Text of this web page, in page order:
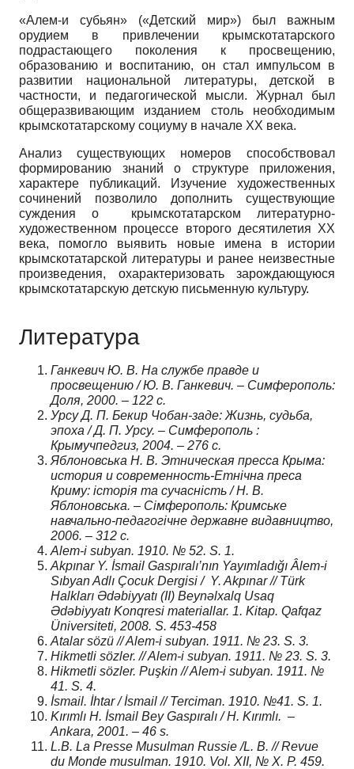
«Алем-и субьян» («Детский мир») был важным
орудием в привлечении крымскотатарского
подрастающего поколения к просвещению,
образованию и воспитанию, он стал импульсом в
развитии национальной литературы, детской в
частности, и педагогической мысли. Журнал был
общеразвивающим изданием столь необходимым
крымскотатарскому социуму в начале ХХ века.
Анализ существующих номеров способствовал
формированию знаний о структуре приложения,
характере публикаций. Изучение художественных
сочинений позволило дополнить существующие
суждения о крымскотатарском литературно-
художественном процессе второго десятилетия ХХ
века, помогло выявить новые имена в истории
крымскотатарской литературы и ранее неизвестные
произведения, охарактеризовать зарождающуюся
крымскотатарскую детскую письменную культуру.
Литература
Ганкевич Ю. В. На службе правде и
просвещению / Ю. В. Ганкевич. – Симферополь:
Доля, 2000. – 122 с.
Урсу Д. П. Бекир Чобан-заде: Жизнь, судьба,
эпоха / Д. П. Урсу. – Симферополь :
Крымучпедгиз, 2004. – 276 с.
Яблоновська Н. В. Этническая пресса Крыма:
история и современность-Етнічна преса
Криму: історія та сучасність / Н. В.
Яблоновська. – Сiмферополь: Кримське
навчально-педагогічне державне видавництво,
2006. – 312 с.
Alem-i subyan. 1910. № 52. S. 1.
Akpınar Y. İsmail Gaspıralı’nın Yayımladığı Âlem-i
Sıbyan Adlı Çocuk Dergisi / Y. Akpınar // Türk
Halkları Әdәbiyyatı (II) Beynәlxalq Usaq
Әdәbiyyatı Konqresi materiallar. 1. Kitap. Qafqaz
Üniversiteti, 2008. S. 453-458
Atalar sözü // Alem-i subyan. 1911. № 23. S. 3.
Hikmetli sözler. // Alem-i subyan. 1911. № 23. S. 3.
Hikmetli sözler. Puşkin // Alem-i subyan. 1911. №
41. S. 4.
İsmail. İhtar / İsmail // Terciman. 1910. №41. S. 1.
Kırımlı H. İsmail Bey Gaspıralı / H. Kırımlı. –
Ankara, 2001. – 46 s.
L.B. La Presse Musulman Russie /L. B. // Revue
du Monde musulman. 1910. Vol. XII, № Х. P. 459.